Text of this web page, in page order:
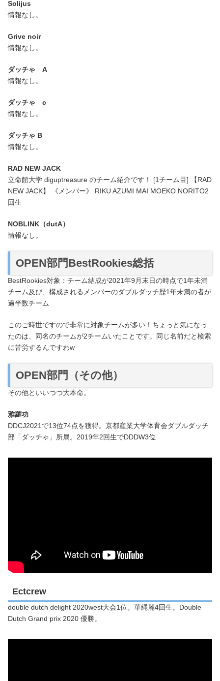
Solijus
情報なし。
Grive noir
情報なし。
ダッチゃ A
情報なし。
ダッチゃ c
情報なし。
ダッチゃ B
情報なし。
RAD NEW JACK
立命館大学 diguptreasure のチーム紹介です！ [1チーム目] 【RAD
NEW JACK】 《メンバー》 RIKU AZUMI MAI MOEKO NORITO2
回生
NOBLINK（dutA）
情報なし。
OPEN部門BestRookies総括
BestRookies対象：チーム結成が2021年9月末日の時点で1年未満
チーム及び、構成されるメンバーのダブルダッチ歴1年未満の者が
過半数チーム
このご時世ですので非常に対象チームが多い！ちょっと気になっ
たのは、同名のチームが2チームいたことです。同じ名前だと検索
に苦労するんですわw
OPEN部門（その他）
その他といいつつ大本命。
雅羅功
DDCJ2021で13位74点を獲得。京都産業大学体育会ダブルダッチ
部「​ダッチゃ」所属。2019年2回生でDDDW3位
Ectcrew
double dutch delight 2020west大会1位。華縄麗4回生。Double
Dutch Grand prix 2020 優勝。